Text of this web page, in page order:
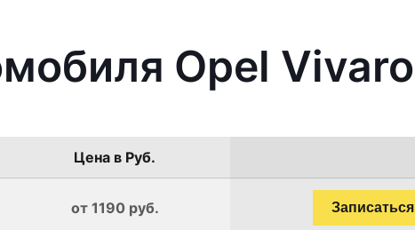
Opel Vivaro
Цена в Руб.
от 1190 руб. Записаться